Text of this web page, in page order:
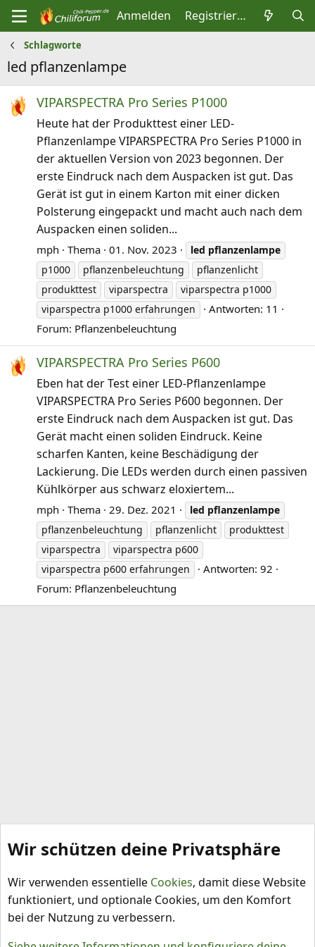
Anmelden Registrieren
Schlagworte
led pflanzenlampe
VIPARSPECTRA Pro Series P1000
Heute hat der Produkttest einer LED-
Pflanzenlampe VIPARSPECTRA Pro Series P1000 in
der aktuellen Version von 2023 begonnen. Der
erste Eindruck nach dem Auspacken ist gut. Das
Gerät ist gut in einem Karton mit einer dicken
Polsterung eingepackt und macht auch nach dem
Auspacken einen soliden...
mph Thema 01. Nov. 2023 led pflanzenlampe
p1000
pflanzenbeleuchtung
pflanzenlicht
produkttest
viparspectra
viparspectra p1000
viparspectra p1000 erfahrungen
Antworten: 11
Forum: Pflanzenbeleuchtung
VIPARSPECTRA Pro Series P600
Eben hat der Test einer LED-Pflanzenlampe
VIPARSPECTRA Pro Series P600 begonnen. Der
erste Eindruck nach dem Auspacken ist gut. Das
Gerät macht einen soliden Eindruck. Keine
scharfen Kanten, keine Beschädigung der
Lackierung. Die LEDs werden durch einen passiven
Kühlkörper aus schwarz eloxiertem...
mph Thema 29. Dez. 2021 led pflanzenlampe
pflanzenbeleuchtung
pflanzenlicht
produkttest
viparspectra
viparspectra p600
viparspectra p600 erfahrungen
Antworten: 92
Forum: Pflanzenbeleuchtung
Schlagworte
Wir schützen deine Privatsphäre
Wir verwenden essentielle Cookies, damit diese Website
funktioniert, und optionale Cookies, um den Komfort
bei der Nutzung zu verbessern.